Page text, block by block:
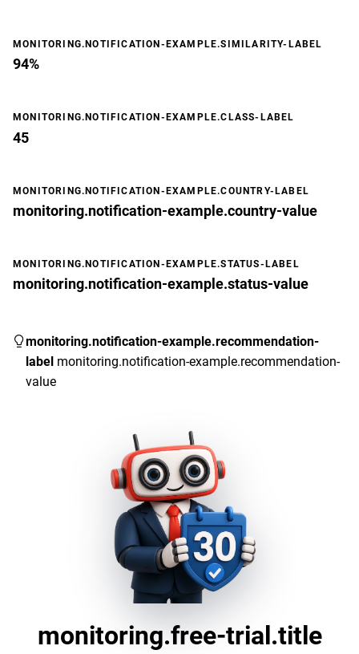
MONITORING.NOTIFICATION-EXAMPLE.SIMILARITY-LABEL
94%
MONITORING.NOTIFICATION-EXAMPLE.CLASS-LABEL
45
MONITORING.NOTIFICATION-EXAMPLE.COUNTRY-LABEL
monitoring.notification-example.country-value
MONITORING.NOTIFICATION-EXAMPLE.STATUS-LABEL
monitoring.notification-example.status-value
monitoring.notification-example.recommendation-
label monitoring.notification-example.recommendation-
value
monitoring.free-trial.title